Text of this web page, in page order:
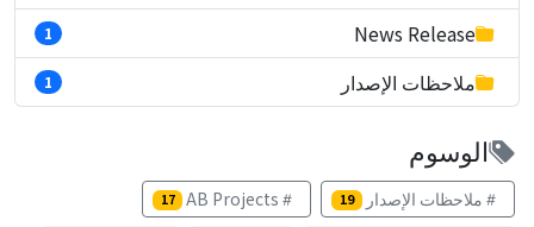
News Release
1
ملاحظات الإصدار 1
الوسوم
ملاحظات الإصدار 19
AB Projects
17